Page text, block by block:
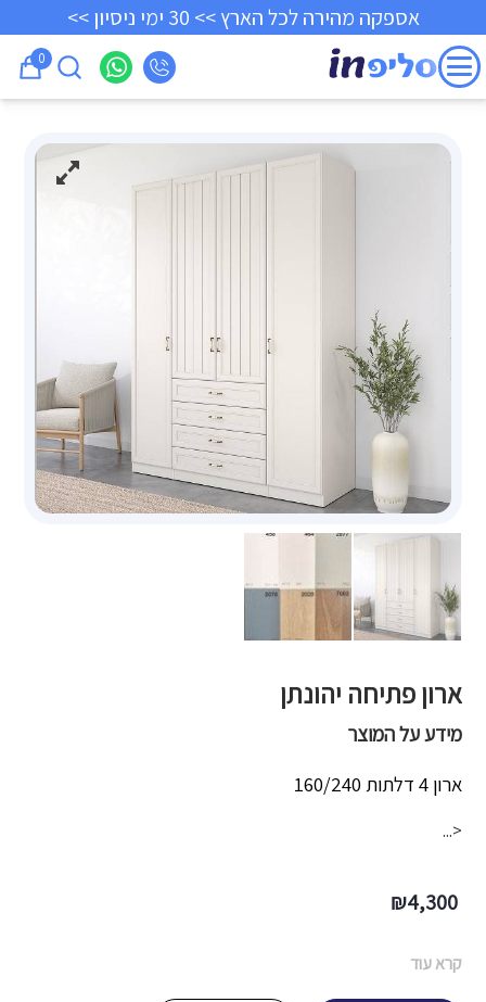
אספקה מהירה לכל הארץ >> 30 ימי ניסיון >>
0
ארון פתיחה יהונתן
מידע על המוצר
ארון 4 דלתות 160/240
<...
4,300
₪
קרא עוד